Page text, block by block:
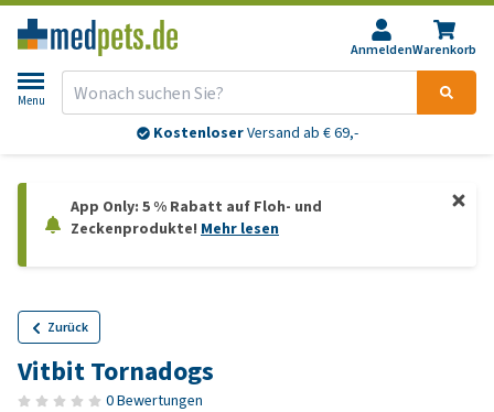
AnmeldenWarenkorb
Menu
KostenloserVersand ab € 69,-
App Only: 5 % Rabatt auf Floh- und
Zeckenprodukte! Mehr lesen
Zurück
Vitbit Tornadogs
0 Bewertungen